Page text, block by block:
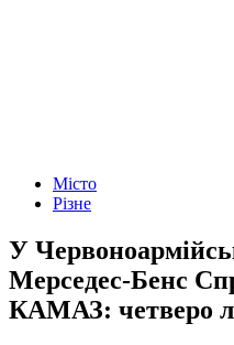
Місто
Різне
У
Мерседес-Бенс
КАМАЗ: четверо